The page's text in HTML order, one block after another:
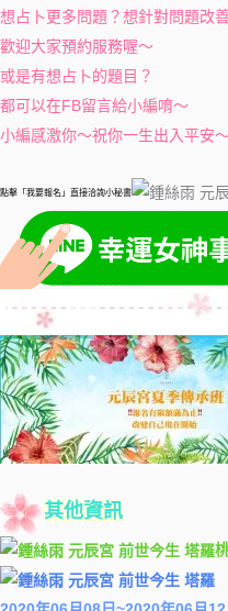
想占卜更多問題？想針對問題改
歡迎大家預約服務喔～
或是有想占卜的題目？
都可以在FB留言給小編唷～
小編感激你～祝你一生出入平安
點擊「我要報名」直接洽詢小秘書
其他資訊